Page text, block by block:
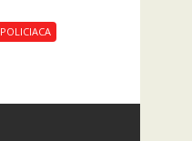
POLICIACA